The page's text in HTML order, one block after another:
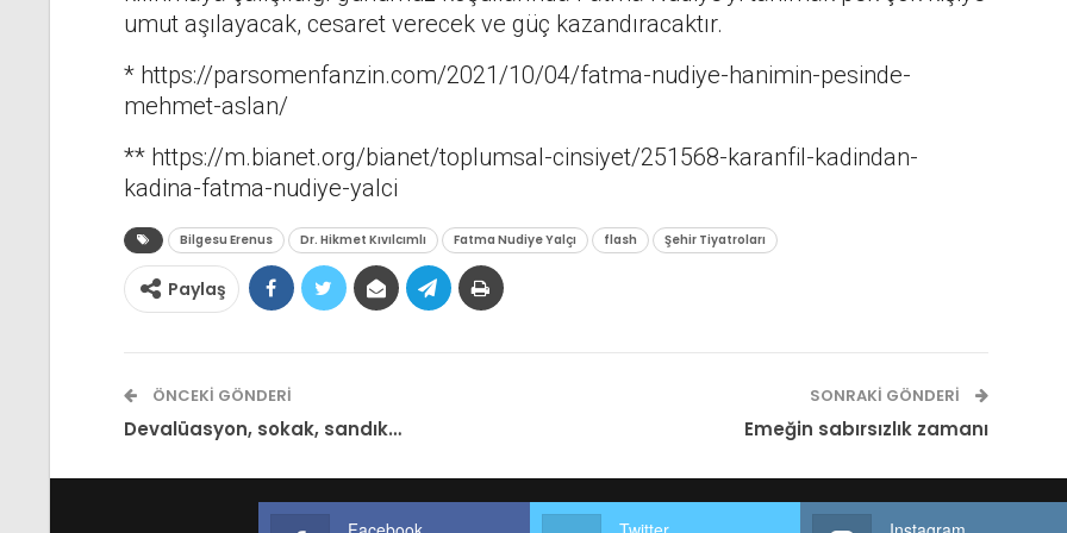
umut aşılayacak, cesaret verecek ve güç kazandıracaktır.
* https://parsomenfanzin.com/2021/10/04/fatma-nudiye-hanimin-pesinde-
mehmet-aslan/
** https://m.bianet.org/bianet/toplumsal-cinsiyet/251568-karanfil-kadindan-
kadina-fatma-nudiye-yalci
Bilgesu Erenus Dr. Hikmet Kıvılcımlı Fatma Nudiye Yalçı flash Şehir Tiyatroları
Paylaş
ÖNCEKI GÖNDERI
Devalüasyon, sokak, sandık…
SONRAKI GÖNDERI
Emeğin sabırsızlık zamanı